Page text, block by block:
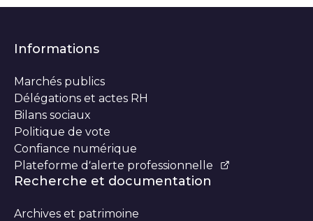
Informations
Marchés publics
Délégations et actes RH
Bilans sociaux
Politique de vote
Confiance numérique
Plateforme d’alerte professionnelle
Recherche et documentation
Archives et patrimoine